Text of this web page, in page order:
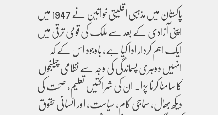
پاکستان میں مذہبی اقلیتی خواتین نے 1947 میں
اپنی آزادی کے بعد سے ملک کی قومی ترقی میں
ایک اہم کردار ادا کیا ہے، باوجود اس کے کہ
انہیں دوہری پسماندگی کی وجہ سے نظامی چیلنجوں
کا سامنا کرنا پڑا۔ ان کی شراکتیں تعلیم، صحت کی
دیکھ بھال، سماجی کام، سیاست، اور انسانی حقوق